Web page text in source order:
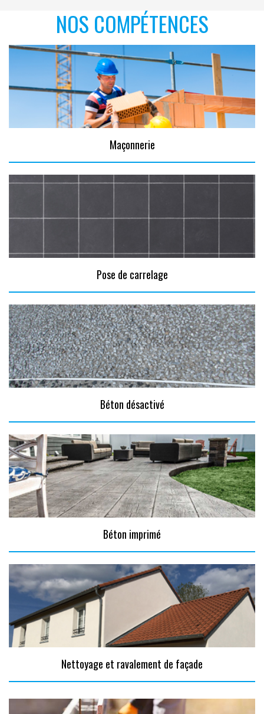
NOS COMPÉTENCES
Maçonnerie
Pose de carrelage
Béton désactivé
Béton imprimé
Nettoyage et ravalement de façade